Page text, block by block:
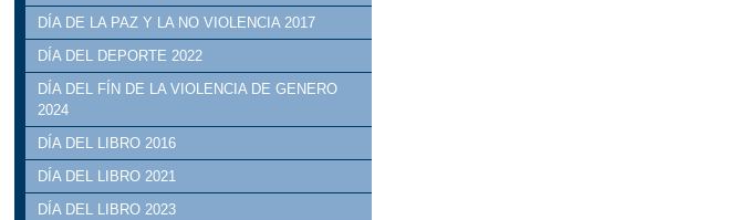
DÍA DE LA PAZ Y LA NO VIOLENCIA 2017
DÍA DEL DEPORTE 2022
DÍA DEL FÍN DE LA VIOLENCIA DE GENERO
2024
DÍA DEL LIBRO 2016
DÍA DEL LIBRO 2021
DÍA DEL LIBRO 2023